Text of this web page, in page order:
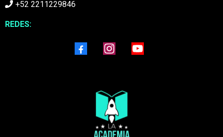
+52 2211229846
REDES: